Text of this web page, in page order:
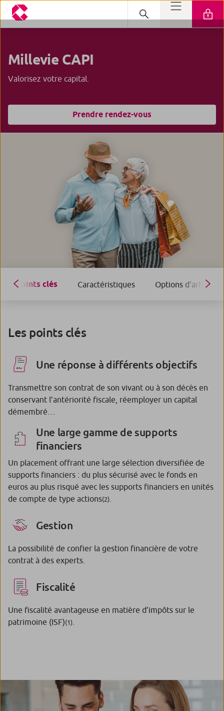
Millevie CAPI
Valorisez votre capital.
Prendre rendez-vous
Points clés Caractéristiques Options d'arbitrage
Les points clés
Une réponse à différents objectifs
Transmettre son contrat de son vivant ou à son décès en
conservant l’antériorité fiscale, réemployer un capital
démembré…
Une large gamme de supports
financiers
Un placement offrant une large sélection diversifiée de
supports financiers : du plus sécurisé avec le fonds en
euros au plus risqué avec les supports financiers en unités
de compte de type actions(2)
Gestion
La possibilité de confier la gestion financière de votre
contrat à des experts.
Fiscalité
Une fiscalité avantageuse en matière d’impôts sur le
patrimoine (ISF)(1)